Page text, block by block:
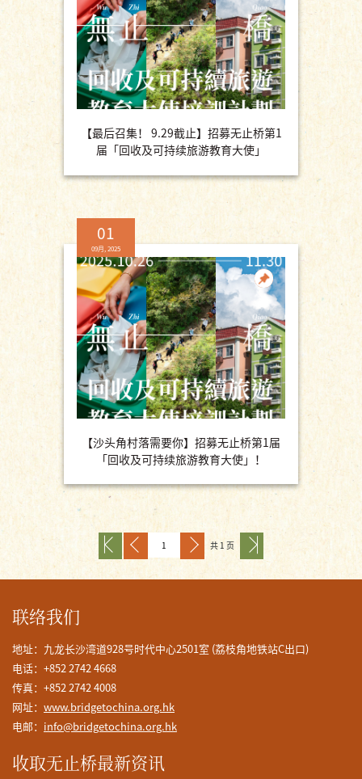
【最后召集！ 9.29截止】招募无止桥第1
届「回收及可持续旅游教育大使」
01
09月, 2025
【沙头角村落需要你】招募无止桥第1届
「回收及可持续旅游教育大使」！
共 1 页
联络我们
地址：九龙长沙湾道928号时代中心2501室 (荔枝角地铁站C出口)
电话：+852 2742 4668
传真：+852 2742 4008
网址： www.bridgetochina.org.hk
电邮： info@bridgetochina.org.hk
收取无止桥最新资讯